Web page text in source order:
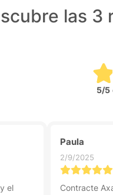
las 3
5/5
el
Paula
2/9/2025
Contracte